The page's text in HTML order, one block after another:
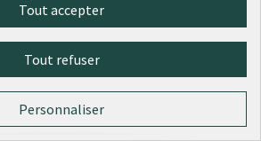
Tout accepter
Tout refuser
Personnaliser